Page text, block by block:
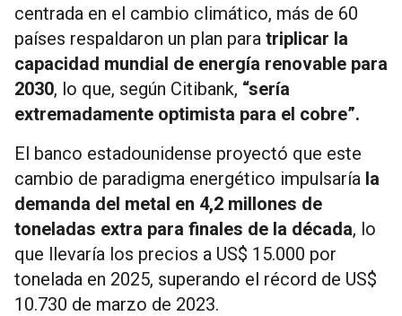
centrada en el cambio climático, más de 60
países respaldaron un plan para triplicar la
capacidad mundial de energía renovable para
2030, lo que, según Citibank, “sería
extremadamente optimista para el cobre”.
El banco estadounidense proyectó que este
cambio de paradigma energético impulsaría la
demanda del metal en 4,2 millones de
toneladas extra para finales de la década, lo
que llevaría los precios a US$ 15.000 por
tonelada en 2025, superando el récord de US$
10.730 de marzo de 2023.